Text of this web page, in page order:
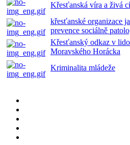
Křesťanská víra a živá
křesťanské organizace
prevence sociálně
Křesťanský odkaz v
Moravského Horácka
Kriminalita mládeže